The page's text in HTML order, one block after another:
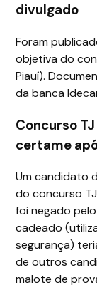
divulgado
Foram
objetiva do
Piauí).
da banca
Concurso
certame
Um candidato
do concurso
foi negado
cadeado
segurança)
de outros
malote de